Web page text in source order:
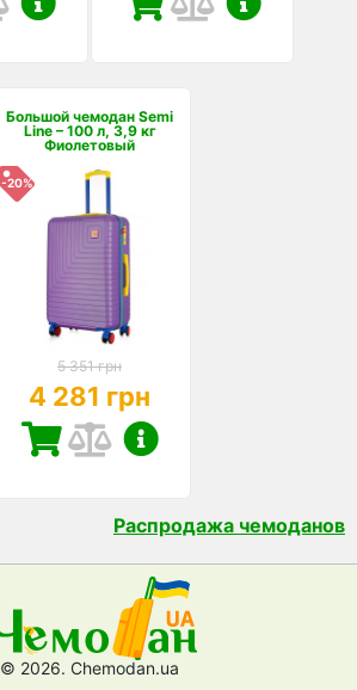
Большой чемодан Semi
Line – 100 л, 3,9 кг
Фиолетовый
-20%
5 351 грн
4 281 грн
Распродажа чемоданов
© 2026. Chemodan.ua